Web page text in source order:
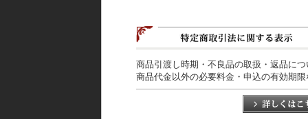
商品引渡し時期・不良品の取扱・返品につ
商品代金以外の必要料金・申込の有効期限